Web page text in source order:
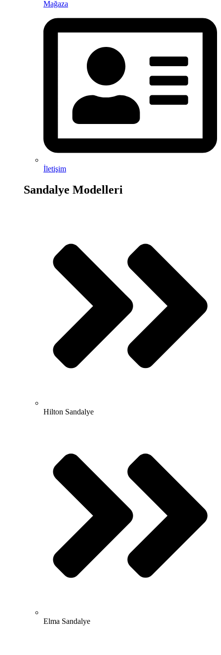
Mağaza
İletişim
Sandalye Modelleri
Hilton Sandalye
Elma Sandalye